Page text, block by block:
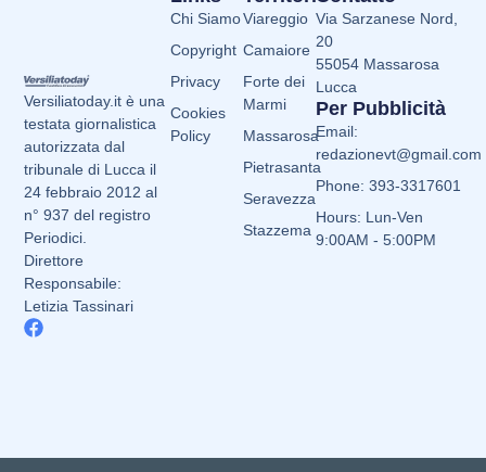
Versiliatoday.it è una
testata giornalistica
autorizzata dal
tribunale di Lucca il
24 febbraio 2012 al
n° 937 del registro
Periodici.
Direttore
Responsabile:
Letizia Tassinari
Viareggio
Camaiore
Forte dei
Marmi
Massarosa
Pietrasanta
Seravezza
Stazzema
Chi Siamo
Copyright
Privacy
Cookies
Policy
Via Sarzanese Nord,
20
55054 Massarosa
Lucca
Per Pubblicità
Email:
redazionevt@gmail.com
Phone: 393-3317601
Hours: Lun-Ven
9:00AM - 5:00PM